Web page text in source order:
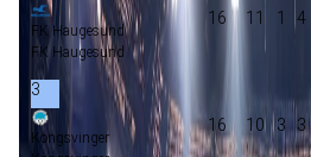
FK Haugesund
FK Haugesund
16 11 1 4
3
Kongsvinger
16 10 3 3